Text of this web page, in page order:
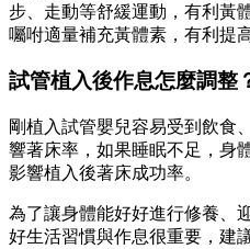
步、走動等舒緩運動，有利黃
囑咐適量補充黃體素，有利提
試管植入後作息怎麼調整
剛植入試管嬰兒容易受到飲食
響著床率，如果睡眠不足，身
影響植入後著床成功率。
為了讓身體能好好進行修養、
好生活習慣與作息很重要，建